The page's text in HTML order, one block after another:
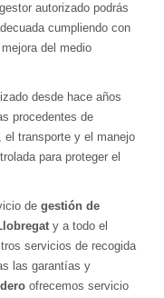
autorizado podrás
cumpliendo con
del medio
desde hace años
procedentes de
el transporte y el manejo
para proteger el
de gestión de
y a todo el
servicios de recogida
las garantías y
ofrecemos servicio